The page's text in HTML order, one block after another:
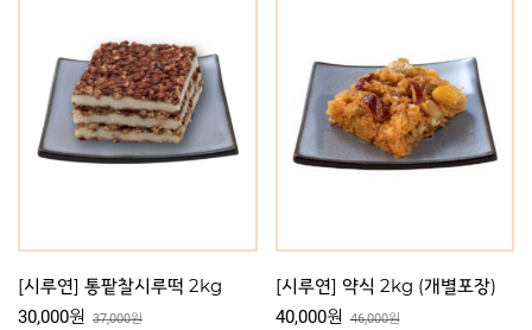
[시루연] 통팥찰시루떡 2kg
30,000원 37,000원
[시루연] 약식 2kg (개별포장)
40,000원 46,000원